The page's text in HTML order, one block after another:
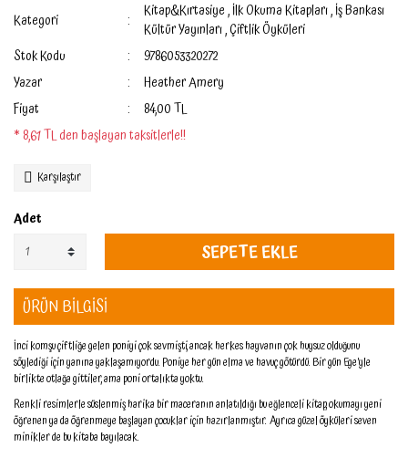
Kategori Kitap&Kırtasiye,İlk Okuma Kitapları,İş Bankası
Kültür Yayınları,Çiftlik Öyküleri
Stok Kodu
9786053320272
Yazar
Heather Amery
Fiyat
84,00 TL
* 8,61 TL den başlayan taksitlerle!!
Karşılaştır
Adet
SEPETE EKLE
ÜRÜN BİLGİSİ
İnci komşu çiftliğe gelen poniyi çok sevmişti, ancak herkes hayvanın çok huysuz olduğunu
söylediği için yanına yaklaşamıyordu. Poniye her gün elma ve havuç götürdü. Bir gün Ege’yle
birlikte otlağa gittiler, ama poni ortalıkta yoktu.
Renkli resimlerle süslenmiş harika bir maceranın anlatıldığı bu eğlenceli kitap, okumayı yeni
öğrenen ya da öğrenmeye başlayan çocuklar için hazırlanmıştır. Ayrıca güzel öyküleri seven
minikler de bu kitaba bayılacak.